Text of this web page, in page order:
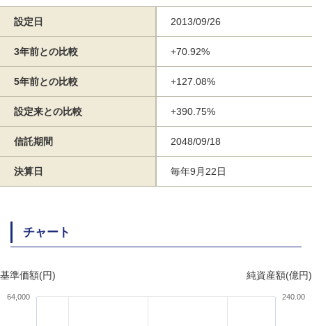
設定日 2013/09/26
3年前との比較 +70.92%
5年前との比較 +127.08%
設定来との比較 +390.75%
信託期間 2048/09/18
決算日 毎年9月22日
チャート
基準価額(円) 純資産額(億円)
64,000 240.00